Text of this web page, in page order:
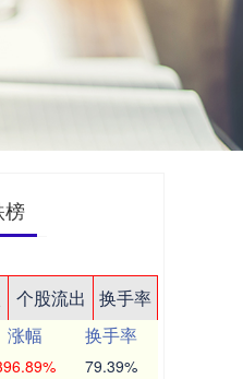
榜
个股流出
换手率
涨幅
换手率
79.39%